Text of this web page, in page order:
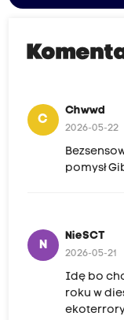
C
Chwwd
2026-05-22
pomysł
N
NieSCT
2026-05-21
Idę bo
roku w